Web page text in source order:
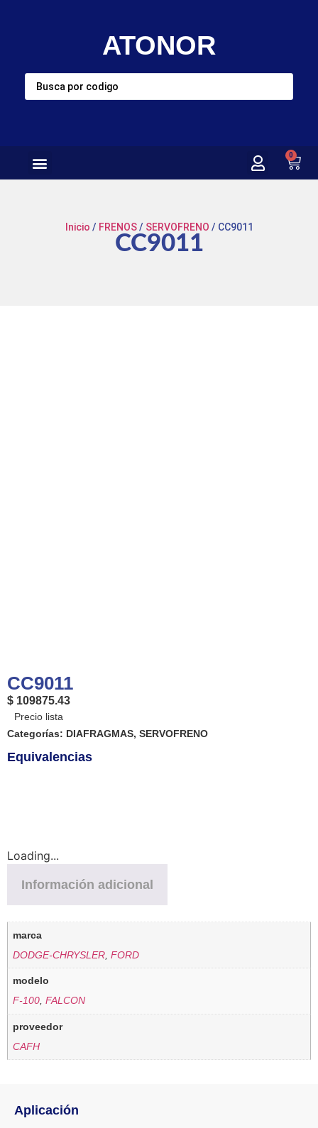
ATONOR
0
Inicio / FRENOS/ SERVOFRENO / CC9011
CC9011
CC9011
$ 109875.43
Categorías: DIAFRAGMAS, SERVOFRENO
Equivalencias
Loading...
Información adicional
marca
DODGE-CHRYSLER ,FORD
modelo
F-100,FALCON
proveedor
CAFH
Aplicación